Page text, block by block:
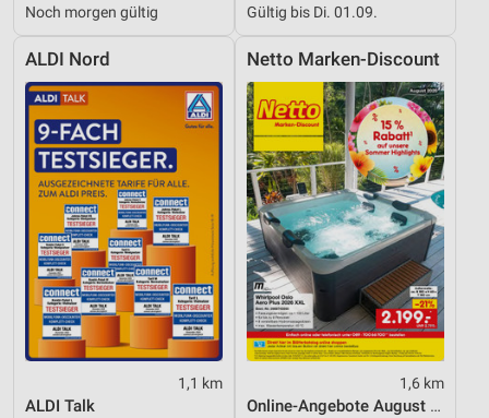
Noch morgen gültig Gültig bis Di. 01.09.
ALDI Nord
1,1 km
ALDI Talk
Netto Marken-Discount
1,6 km
Online-Angebote August 2026